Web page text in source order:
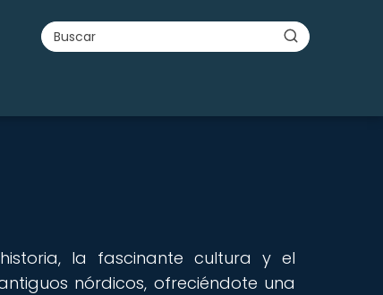
la fascinante cultura y el
nórdicos, ofreciéndote una